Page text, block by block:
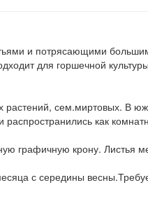
и потрясающими
для горшечной
растений, сем.миртовых. В
как
графичную крону. Листья
с середины